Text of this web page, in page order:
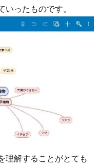
いったものです。
理解することがとても